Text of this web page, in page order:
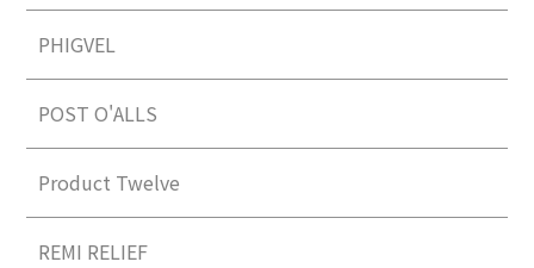
PHIGVEL
POST O'ALLS
Product Twelve
REMI RELIEF